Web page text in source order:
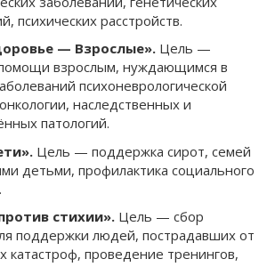
психических расстройств.
— Взрослые». Цель —
взрослым, нуждающимся в
психоневрологической
наследственных и
патологий.
Цель — поддержка сирот, семей
детьми, профилактика социального
стихии». Цель — сбор
поддержки людей, пострадавших от
катастроф, проведение тренингов,